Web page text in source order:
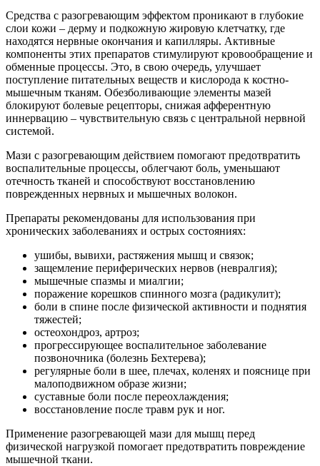
Средства с разогревающим эффектом проникают в глубокие
слои кожи – дерму и подкожную жировую клетчатку, где
находятся нервные окончания и капилляры. Активные
компоненты этих препаратов стимулируют кровообращение и
обменные процессы. Это, в свою очередь, улучшает
поступление питательных веществ и кислорода к костно-
мышечным тканям. Обезболивающие элементы мазей
блокируют болевые рецепторы, снижая афферентную
иннервацию – чувствительную связь с центральной нервной
системой.
Мази с разогревающим действием помогают предотвратить
воспалительные процессы, облегчают боль, уменьшают
отечность тканей и способствуют восстановлению
поврежденных нервных и мышечных волокон.
Препараты рекомендованы для использования при
хронических заболеваниях и острых состояниях:
ушибы, вывихи, растяжения мышц и связок;
защемление периферических нервов (невралгия);
мышечные спазмы и миалгии;
поражение корешков спинного мозга (радикулит);
боли в спине после физической активности и поднятия
тяжестей;
остеохондроз, артроз;
прогрессирующее воспалительное заболевание
позвоночника (болезнь Бехтерева);
регулярные боли в шее, плечах, коленях и пояснице при
малоподвижном образе жизни;
суставные боли после переохлаждения;
восстановление после травм рук и ног.
Применение разогревающей мази для мышц перед
физической нагрузкой помогает предотвратить повреждение
мышечной ткани.